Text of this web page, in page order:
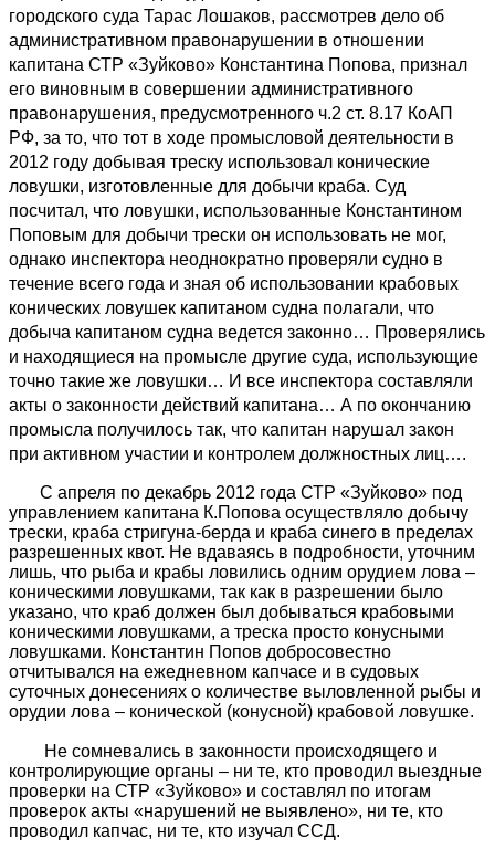
городского суда Тарас Лошаков, рассмотрев дело об
административном правонарушении в отношении
капитана СТР «Зуйково» Константина Попова, признал
его виновным в совершении административного
правонарушения, предусмотренного ч.2 ст. 8.17 КоАП
РФ, за то, что тот в ходе промысловой деятельности в
2012 году добывая треску использовал конические
ловушки, изготовленные для добычи краба. Суд
посчитал, что ловушки, использованные Константином
Поповым для добычи трески он использовать не мог,
однако инспектора неоднократно проверяли судно в
течение всего года и зная об использовании крабовых
конических ловушек капитаном судна полагали, что
добыча капитаном судна ведется законно… Проверялись
и находящиеся на промысле другие суда, использующие
точно такие же ловушки… И все инспектора составляли
акты о законности действий капитана… А по окончанию
промысла получилось так, что капитан нарушал закон
при активном участии и контролем должностных лиц….
С апреля по декабрь 2012 года СТР «Зуйково» под
управлением капитана К.Попова осуществляло добычу
трески, краба стригуна-берда и краба синего в пределах
разрешенных квот. Не вдаваясь в подробности, уточним
лишь, что рыба и крабы ловились одним орудием лова –
коническими ловушками, так как в разрешении было
указано, что краб должен был добываться крабовыми
коническими ловушками, а треска просто конусными
ловушками. Константин Попов добросовестно
отчитывался на ежедневном капчасе и в судовых
суточных донесениях о количестве выловленной рыбы и
орудии лова – конической (конусной) крабовой ловушке.
Не сомневались в законности происходящего и
контролирующие органы – ни те, кто проводил выездные
проверки на СТР «Зуйково» и составлял по итогам
проверок акты «нарушений не выявлено», ни те, кто
проводил капчас, ни те, кто изучал ССД.